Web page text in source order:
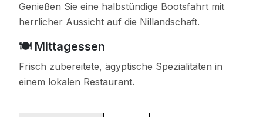
Genießen Sie eine halbstündige Bootsfahrt mit
herrlicher Aussicht auf die Nillandschaft.
🍽️ Mittagessen
Frisch zubereitete, ägyptische Spezialitäten in
einem lokalen Restaurant.